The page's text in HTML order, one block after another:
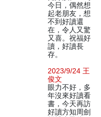
今日，偶然想
起老朋友，想
不到好讀還
在，令人又驚
又喜。祝福好
讀，好讀長
存。
2023/9/24 王
俊文
眼力不好，多
年沒來好讀看
書，今天再訪
好讀方知周劍